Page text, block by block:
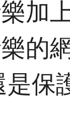
加
的
是保